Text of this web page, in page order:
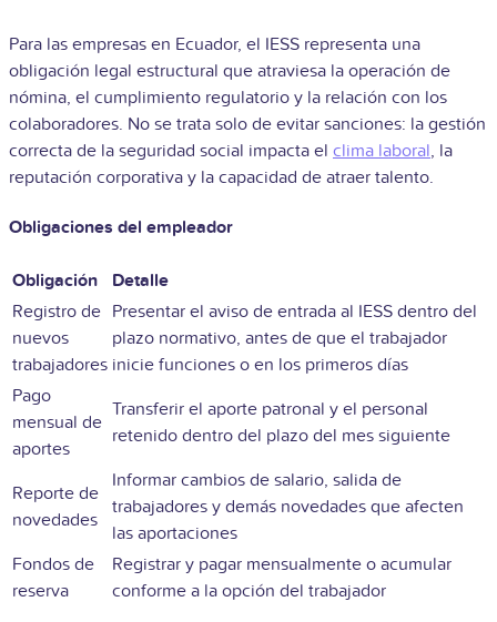
Para las empresas en Ecuador, el IESS representa una
obligación legal estructural que atraviesa la operación de
nómina, el cumplimiento regulatorio y la relación con los
colaboradores. No se trata solo de evitar sanciones: la gestión
correcta de la seguridad social impacta el clima laboral, la
reputación corporativa y la capacidad de atraer talento.
Obligaciones del empleador
Obligación
Detalle
Registro de
nuevos
trabajadores
Presentar el aviso de entrada al IESS dentro del
plazo normativo, antes de que el trabajador
inicie funciones o en los primeros días
Pago
mensual de
aportes
Transferir el aporte patronal y el personal
retenido dentro del plazo del mes siguiente
Reporte de
novedades
Informar cambios de salario, salida de
trabajadores y demás novedades que afecten
las aportaciones
Fondos de
reserva
Registrar y pagar mensualmente o acumular
conforme a la opción del trabajador